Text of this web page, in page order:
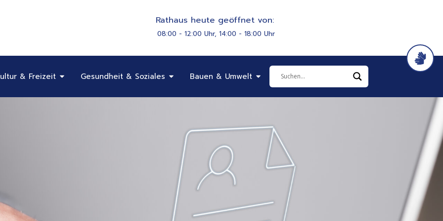
Rathaus heute geöffnet von:
08:00 - 12:00 Uhr, 14:00 - 18:00 Uhr
& Freizeit Öffne Bildung, Kultur & Freizeit
Gesundheit & Soziales Öffne Gesundheit & Soziales
Bauen & Umwelt Öffne Bauen & Umwelt